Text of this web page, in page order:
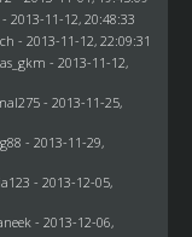
2013-11-12, 20:48:33
- 2013-11-12, 22:09:31
- 2013-11-12,
- 2013-11-25,
- 2013-11-29,
- 2013-12-05,
- 2013-12-06,